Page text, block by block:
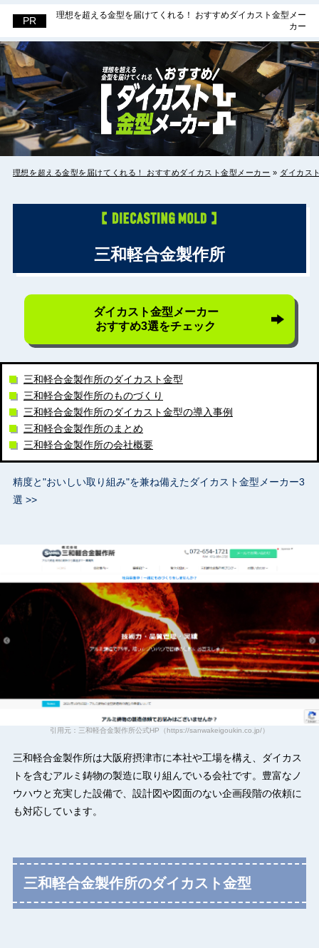
理想を超える金型を届けてくれる！ おすすめダイカスト金型メー
カー
理想を超える金型を届けてくれる！ おすすめダイカスト金型メーカー » ダイカス
三和軽合金製作所
ダイカスト金型メーカー
おすすめ3選をチェック
三和軽合金製作所のダイカスト金型
三和軽合金製作所のものづくり
三和軽合金製作所のダイカスト金型の導入事例
三和軽合金製作所のまとめ
三和軽合金製作所の会社概要
精度と"おいしい取り組み"を兼ね備えたダイカスト金型メーカー3
選 >>
引用元：三和軽合金製作所公式HP（https://sanwakeigoukin.co.jp/）
三和軽合金製作所は大阪府摂津市に本社や工場を構え、ダイカス
トを含むアルミ鋳物の製造に取り組んでいる会社です。豊富なノ
ウハウと充実した設備で、設計図や図面のない企画段階の依頼に
も対応しています。
三和軽合金製作所のダイカスト金型